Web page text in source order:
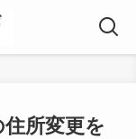
所変更を